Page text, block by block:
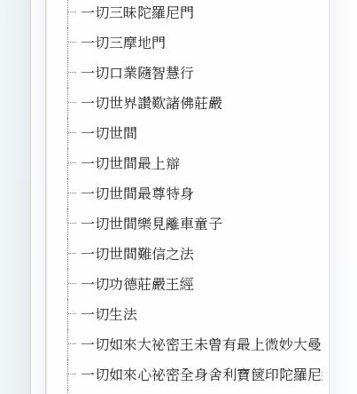
一切三昧陀羅尼門
一切三摩地門
一切口業隨智慧行
一切世界讚歎諸佛莊嚴
一切世間
一切世間最上辯
一切世間最尊特身
一切世間樂見離車童子
一切世間難信之法
一切功德莊嚴王經
一切生法
一切如來大祕密王未曾有最上微妙大曼拏羅經
一切如來心祕密全身舍利寶篋印陀羅尼經